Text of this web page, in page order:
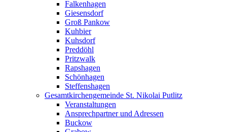
Falkenhagen
Giesensdorf
Groß Pankow
Kuhbier
Kuhsdorf
Preddöhl
Pritzwalk
Rapshagen
Schönhagen
Steffenshagen
Gesamtkirchengemeinde St. Nikolai Putlitz
Veranstaltungen
Ansprechpartner und Adressen
Buckow